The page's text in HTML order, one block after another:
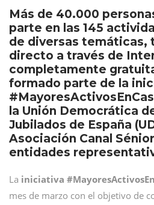
Más de 40.000
parte en las 145
de diversas temáticas,
directo a través de
completamente
formado parte de la
la Unión Democrática
Jubilados de España
Asociación Canal
entidades
La iniciativa
mes de marzo con el objetivo de